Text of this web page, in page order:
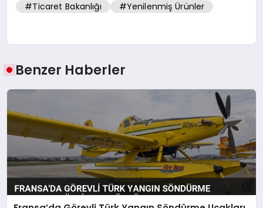
#Ticaret Bakanlığı #Yenilenmiş Ürünler
Benzer Haberler